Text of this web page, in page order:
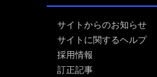
サイトからのお知らせ
サイトに関するヘルプ
採用情報
訂正記事